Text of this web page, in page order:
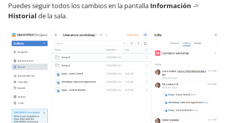
Puedes seguir todos los cambios en la pantalla Información ->
Historial de la sala.